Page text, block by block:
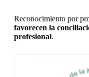
Reconocimiento por
favorecen la
profesional.